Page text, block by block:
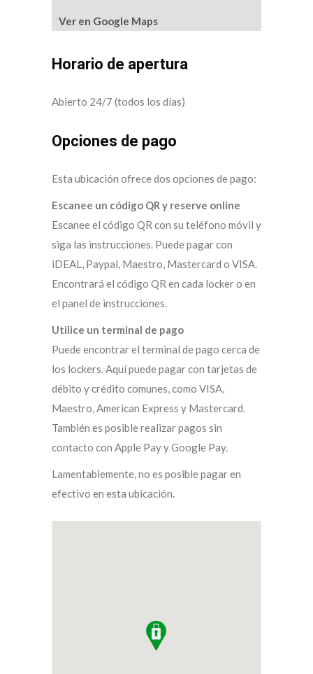
Ver en Google Maps
Horario de apertura
Abierto 24/7 (todos los días)
Opciones de pago
Esta ubicación ofrece dos opciones de pago:
Escanee un código QR y reserve online
Escanee el código QR con su teléfono móvil y
siga las instrucciones. Puede pagar con
iDEAL, Paypal, Maestro, Mastercard o VISA.
Encontrará el código QR en cada locker o en
el panel de instrucciones.
Utilice un terminal de pago
Puede encontrar el terminal de pago cerca de
los lockers. Aquí puede pagar con tarjetas de
débito y crédito comunes, como VISA,
Maestro, American Express y Mastercard.
También es posible realizar pagos sin
contacto con Apple Pay y Google Pay.
Lamentablemente, no es posible pagar en
efectivo en esta ubicación.